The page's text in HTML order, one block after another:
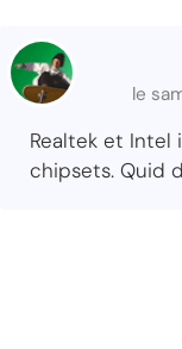
le
Realtek et Intel
chipsets. Quid